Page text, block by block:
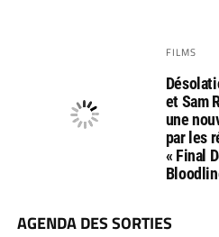
FILMS
et Sam
une
par les
« Final
AGENDA DES SORTIES